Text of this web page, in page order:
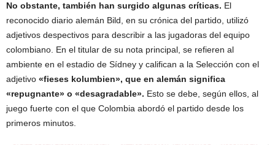
No obstante, también han surgido algunas críticas. El
reconocido diario alemán Bild, en su crónica del partido, utilizó
adjetivos despectivos para describir a las jugadoras del equipo
colombiano. En el titular de su nota principal, se refieren al
ambiente en el estadio de Sídney y califican a la Selección con el
adjetivo «fieses kolumbien», que en alemán significa
«repugnante» o «desagradable». Esto se debe, según ellos, al
juego fuerte con el que Colombia abordó el partido desde los
primeros minutos.